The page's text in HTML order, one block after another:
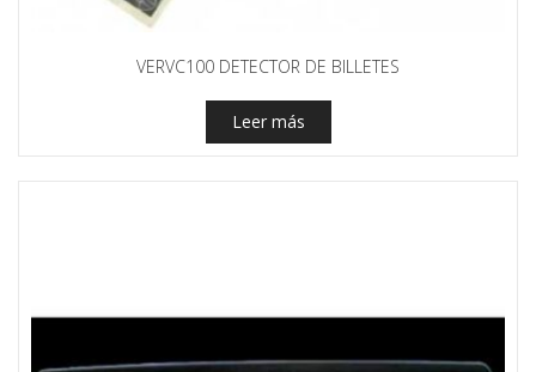
VERVC100 DETECTOR DE BILLETES
Leer más